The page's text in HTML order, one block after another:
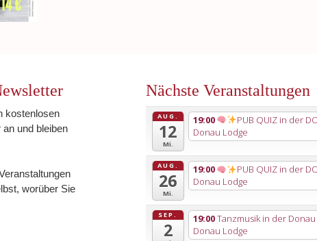
kostenlosen
und bleiben
worüber Sie
Nächste Veranstaltungen
AUG.
12
Mi.
19:00 PUB QUIZ in der
Donau Lodge
AUG.
26
Mi.
19:00 PUB QUIZ in der
Donau Lodge
SEP.
2
19:00Tanzmusik in der Donau
Donau Lodge